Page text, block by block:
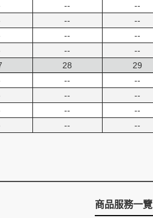
--
--
--
--
--
--
--
--
28
--
--
--
--
29
--
--
--
--
商品服務一覽